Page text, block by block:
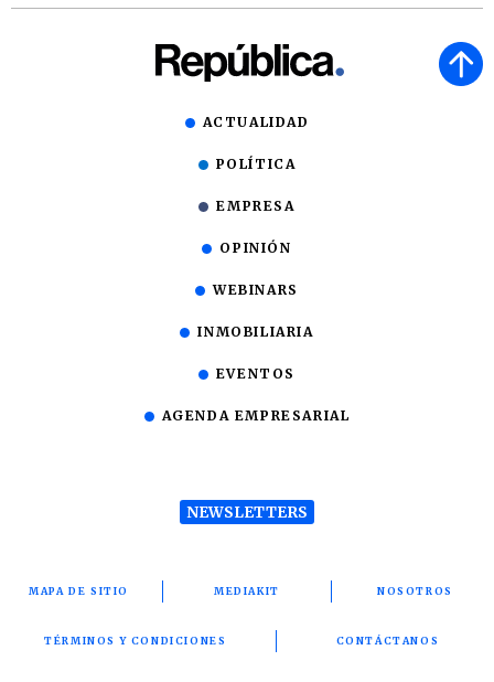
ACTUALIDAD
POLÍTICA
EMPRESA
OPINIÓN
WEBINARS
INMOBILIARIA
EVENTOS
AGENDA EMPRESARIAL
NEWSLETTERS
MAPA DE SITIO MEDIAKIT NOSOTROS
TÉRMINOS Y CONDICIONES CONTÁCTANOS